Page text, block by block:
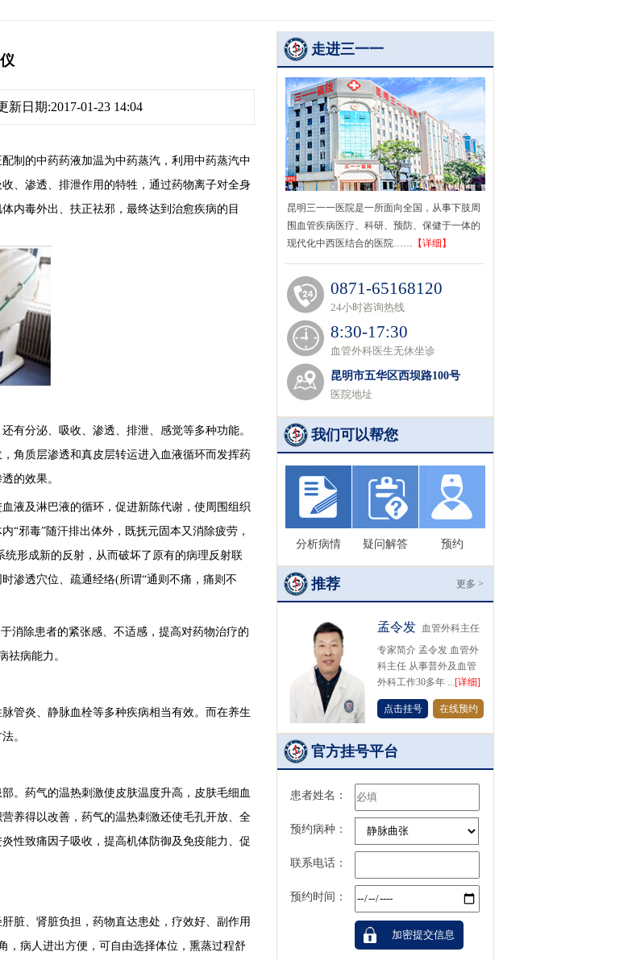
新日期:2017-01-23 14:04
的中药药液加温为中药蒸汽，利用中药蒸汽中
、渗透、排泄作用的特牲，通过药物离子对全身
内毒外出、扶正祛邪，最终达到治愈疾病的目
分泌、吸收、渗透、排泄、感觉等多种功能。
角质层渗透和真皮层转运进入血液循环而发挥药
的效果。
及淋巴液的循环，促进新陈代谢，使周围组织
“邪毒”随汗排出体外，既抚元固本又消除疲劳，
形成新的反射，从而破坏了原有的病理反射联
渗透穴位、疏通经络(所谓“通则不痛，痛则不
消除患者的紧张感、不适感，提高对药物治疗的
祛病能力。
炎、静脉血栓等多种疾病相当有效。而在养生
。
药气的温热刺激使皮肤温度升高，皮肤毛细血
养得以改善，药气的温热刺激还使毛孔开放、全
性致痛因子吸收，提高机体防御及免疫能力、促
、肾脏负担，药物直达患处，疗效好、副作用
，病人进出方便，可自由选择体位，熏蒸过程舒
走进三一一
昆明三一一医院是一所面向全国，从事下肢周
围血管疾病医疗、科研、预防、保健于一体的
现代化中西医结合的医院…… 【详细】
0871-65168120
24小时咨询热线
8:30-17:30
血管外科医生无休坐诊
昆明市五华区西坝路100号
医院地址
我们可以帮您
分析病情 疑问解答 预约
推荐 更多 >
孟令发 血管外科主任
专家简介 孟令发 血管外
科主任 从事普外及血管
外科工作30多年 ...[详细]
点击挂号 在线预约
官方挂号平台
患者姓名：
预约病种：
联系电话：
预约时间：